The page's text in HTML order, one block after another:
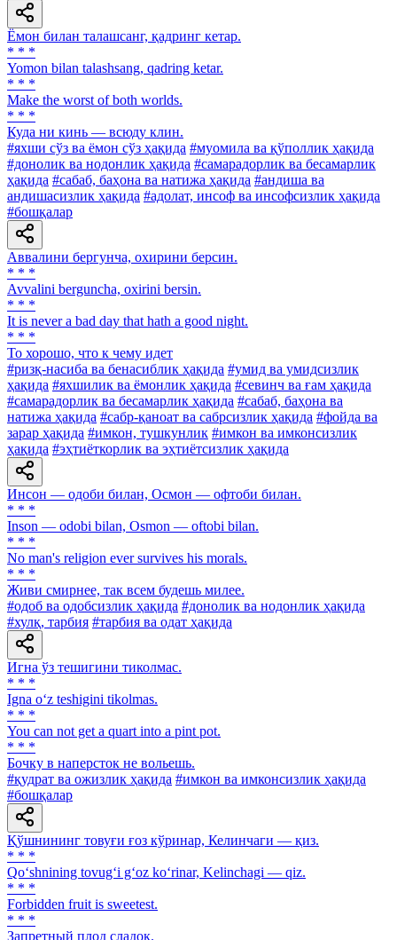
Ёмон билан талашсанг, қадринг кетар.
* * *
Yomon bilan talashsang, qadring ketar.
* * *
Make the worst of both worlds.
* * *
Куда ни кинь — всюду клин.
#яхши сўз ва ёмон сўз ҳақида #муомила ва қўполлик ҳақида
#донолик ва нодонлик ҳақида #самарадорлик ва бесамарлик
ҳақида #сабаб, баҳона ва натижа ҳақида #андиша ва
андишасизлик ҳақида #адолат, инсоф ва инсофсизлик ҳақида
#бошқалар
Аввалини бергунча, охирини берсин.
* * *
Avvalini berguncha, oxirini bersin.
* * *
It is never a bad day that hath a good night.
* * *
To хорошо, что к чему идет
#ризқ-насиба ва бенасиблик ҳақида #умид ва умидсизлик
ҳақида #яхшилик ва ёмонлик ҳақида #севинч ва ғам ҳақида
#самарадорлик ва бесамарлик ҳақида #сабаб, баҳона ва
натижа ҳақида #сабр-қаноат ва сабрсизлик ҳақида #фойда ва
зарар ҳақида #имкон, тушкунлик #имкон ва имконсизлик
ҳақида #эҳтиёткорлик ва эҳтиётсизлик ҳақида
Инсон — одоби билан, Осмон — офтоби билан.
* * *
Inson — odobi bilan, Osmon — oftobi bilan.
* * *
No man's religion ever survives his morals.
* * *
Живи смирнее, так всем будешь милее.
#одоб ва одобсизлик ҳақида #донолик ва нодонлик ҳақида
#хулқ, тарбия #тарбия ва одат ҳақида
Игна ўз тешигини тиколмас.
* * *
Igna o‘z teshigini tikolmas.
* * *
You can not get a quart into a pint pot.
* * *
Бочку в наперсток не вольешь.
#қудрат ва ожизлик ҳақида #имкон ва имконсизлик ҳақида
#бошқалар
Қўшнининг товуғи ғоз кўринар, Келинчаги — қиз.
* * *
Qo‘shnining tovug‘i g‘oz ko‘rinar, Kelinchagi — qiz.
* * *
Forbidden fruit is sweetest.
* * *
Запретный плод сладок.